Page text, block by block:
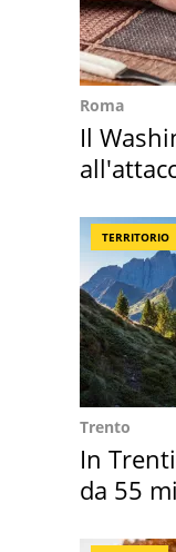
Roma
Il
TERRITORIO
Trento
In
da 55